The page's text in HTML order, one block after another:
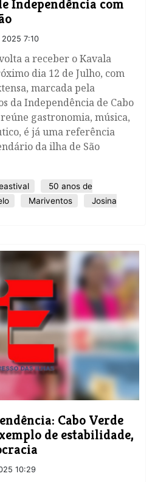
Independência com
2025 7:10
a receber o Kavala
dia 12 de Julho, com
marcada pela
da Independência de Cabo
gastronomia, música,
é já uma referência
da ilha de São
50 anos de
Mariventos
Josina
Cabo Verde
de estabilidade,
10:29